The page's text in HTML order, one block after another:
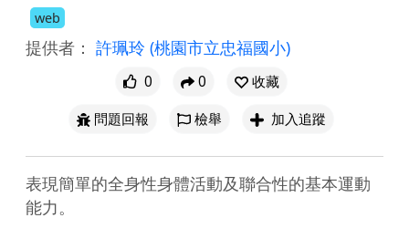
web
提供者： 許珮玲 (桃園市立忠福國小)
0 0
收藏
問題回報
檢舉 加入追蹤
表現簡單的全身性身體活動及聯合性的基本運動